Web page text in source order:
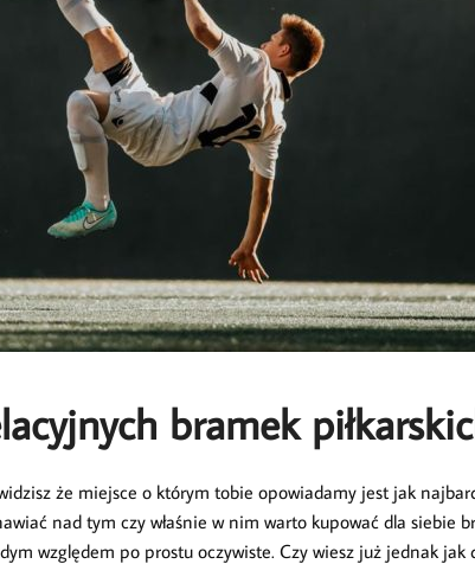
bramek
że miejsce o którym tobie opowiadamy jest jak
nad tym czy właśnie w nim warto kupować dla siebie
względem po prostu oczywiste. Czy wiesz już jednak jak